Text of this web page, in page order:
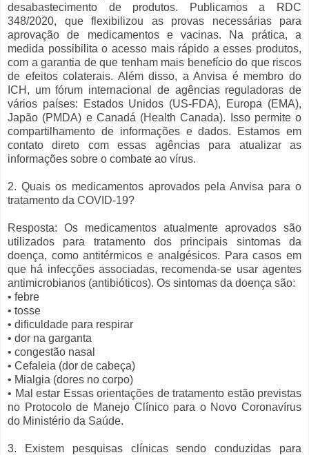
desabastecimento de produtos. Publicamos a RDC
348/2020, que flexibilizou as provas necessárias para
aprovação de medicamentos e vacinas. Na prática, a
medida possibilita o acesso mais rápido a esses produtos,
com a garantia de que tenham mais benefício do que riscos
de efeitos colaterais. Além disso, a Anvisa é membro do
ICH, um fórum internacional de agências reguladoras de
vários países: Estados Unidos (US-FDA), Europa (EMA),
Japão (PMDA) e Canadá (Health Canada). Isso permite o
compartilhamento de informações e dados. Estamos em
contato direto com essas agências para atualizar as
informações sobre o combate ao vírus.
2. Quais os medicamentos aprovados pela Anvisa para o
tratamento da COVID-19?
Resposta: Os medicamentos atualmente aprovados são
utilizados para tratamento dos principais sintomas da
doença, como antitérmicos e analgésicos. Para casos em
que há infecções associadas, recomenda-se usar agentes
antimicrobianos (antibióticos). Os sintomas da doença são:
• febre
• tosse
• dificuldade para respirar
• dor na garganta
• congestão nasal
• Cefaleia (dor de cabeça)
• Mialgia (dores no corpo)
• Mal estar Essas orientações de tratamento estão previstas
no Protocolo de Manejo Clínico para o Novo Coronavírus
do Ministério da Saúde.
3. Existem pesquisas clínicas sendo conduzidas para